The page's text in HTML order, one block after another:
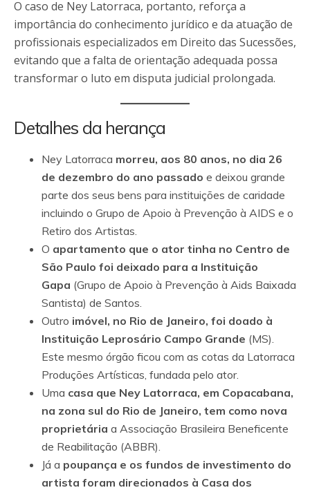
O caso de Ney Latorraca, portanto, reforça a
importância do conhecimento jurídico e da atuação de
profissionais especializados em Direito das Sucessões,
evitando que a falta de orientação adequada possa
transformar o luto em disputa judicial prolongada.
Detalhes da herança
Ney Latorraca morreu, aos 80 anos, no dia 26
de dezembro do ano passado e deixou grande
parte dos seus bens para instituições de caridade
incluindo o Grupo de Apoio à Prevenção à AIDS e o
Retiro dos Artistas.
O apartamento que o ator tinha no Centro de
São Paulo foi deixado para a Instituição
Gapa (Grupo de Apoio à Prevenção à Aids Baixada
Santista) de Santos.
Outro imóvel, no Rio de Janeiro, foi doado à
Instituição Leprosário Campo Grande (MS).
Este mesmo órgão ficou com as cotas da Latorraca
Produções Artísticas, fundada pelo ator.
Uma casa que Ney Latorraca, em Copacabana,
na zona sul do Rio de Janeiro, tem como nova
proprietária a Associação Brasileira Beneficente
de Reabilitação (ABBR).
Já a poupança e os fundos de investimento do
artista foram direcionados à Casa dos